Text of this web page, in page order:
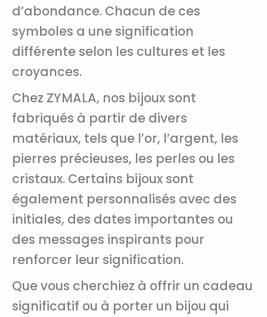
d’abondance. Chacun de ces
symboles a une signification
différente selon les cultures et les
croyances.
Chez ZYMALA, nos bijoux sont
fabriqués à partir de divers
matériaux, tels que l’or, l’argent, les
pierres précieuses, les perles ou les
cristaux. Certains bijoux sont
également personnalisés avec des
initiales, des dates importantes ou
des messages inspirants pour
renforcer leur signification.
Que vous cherchiez à offrir un cadeau
significatif ou à porter un bijou qui